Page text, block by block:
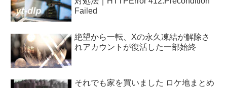
Failed
絶望から一転、Xの永久凍結が解除さ
れアカウントが復活した一部始終
それでも家を買いました ロケ地まとめ